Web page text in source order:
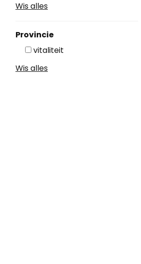
Wis alles
Provincie
vitaliteit
Wis alles